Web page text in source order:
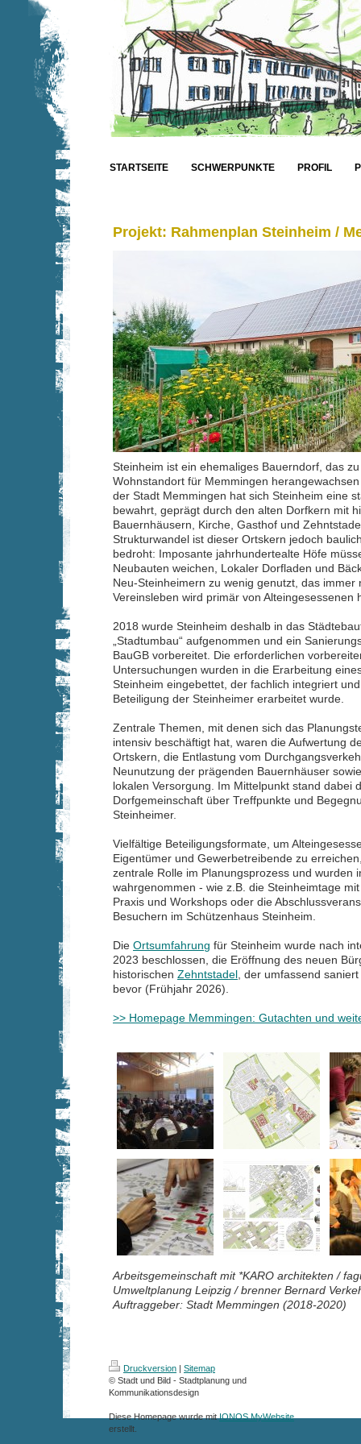
STARTSEITE SCHWERPUNKTE PROFIL
Projekt: Rahmenplan Steinheim /
Steinheim ist ein ehemaliges Bauerndorf, das
Wohnstandort für Memmingen
der Stadt Memmingen hat sich Steinheim eine
bewahrt, geprägt durch den alten Dorfkern mit
Bauernhäusern, Kirche, Gasthof und
Strukturwandel ist dieser Ortskern jedoch
bedroht: Imposante jahrhundertealte Höfe
Neubauten weichen, Lokaler Dorfladen und
Neu-Steinheimern zu wenig genutzt, das immer
Vereinsleben wird primär von Alteingesessenen
2018 wurde Steinheim deshalb in das
„Stadtumbau“ aufgenommen und ein
BauGB vorbereitet. Die erforderlichen
Untersuchungen wurden in die Erarbeitung
Steinheim eingebettet, der fachlich integriert
Beteiligung der Steinheimer erarbeitet wurde.
Zentrale Themen, mit denen sich das
intensiv beschäftigt hat, waren die Aufwertung
Ortskern, die Entlastung vom
Neunutzung der prägenden Bauernhäuser
lokalen Versorgung. Im Mittelpunkt stand dabei
Dorfgemeinschaft über Treffpunkte und
Steinheimer.
Vielfältige Beteiligungsformate, um
Eigentümer und Gewerbetreibende zu
zentrale Rolle im Planungsprozess und wurden
wahrgenommen - wie z.B. die Steinheimtage
Praxis und Workshops oder die
Besuchern im Schützenhaus Steinheim.
Die Ortsumfahrung für Steinheim wurde nach
2023 beschlossen, die Eröffnung des neuen
historischen Zehntstadel , der umfassend
bevor (Frühjahr 2026).
>> Homepage Memmingen: Gutachten und
Arbeitsgemeinschaft mit *KARO architekten /
Umweltplanung Leipzig / brenner Bernard
Auftraggeber: Stadt Memmingen (2018-2020)
Druckversion | Sitemap
© Stadt und Bild - Stadtplanung und
Kommunikationsdesign
Diese Homepage wurde mitIONOS MyWebsite
erstellt.